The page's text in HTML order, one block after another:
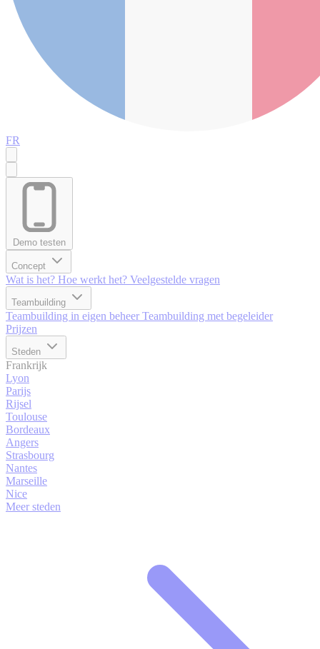
FR
Demo testen
Concept
Wat is het? Hoe werkt het? Veelgestelde vragen
Teambuilding
Teambuilding in eigen beheer Teambuilding met begeleider
Prijzen
Steden
Frankrijk
Lyon
Parijs
Rijsel
Toulouse
Bordeaux
Angers
Strasbourg
Nantes
Marseille
Nice
Meer steden